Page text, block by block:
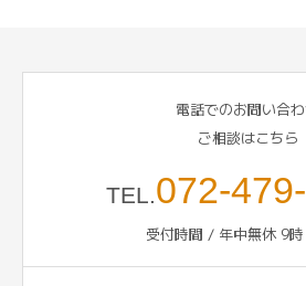
電話でのお問い合
ご相談はこちら
TEL.072-
受付時間 / 年中無休 9